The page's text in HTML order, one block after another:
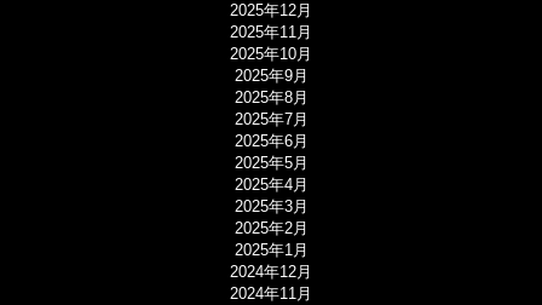
2025年12月
2025年11月
2025年10月
2025年9月
2025年8月
2025年7月
2025年6月
2025年5月
2025年4月
2025年3月
2025年2月
2025年1月
2024年12月
2024年11月